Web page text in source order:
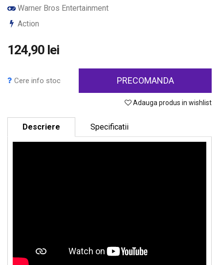
Warner Bros Entertainment
Action
124,90 lei
Cere info stoc PRECOMANDA
Adauga produs in wishlist
Descriere Specificatii